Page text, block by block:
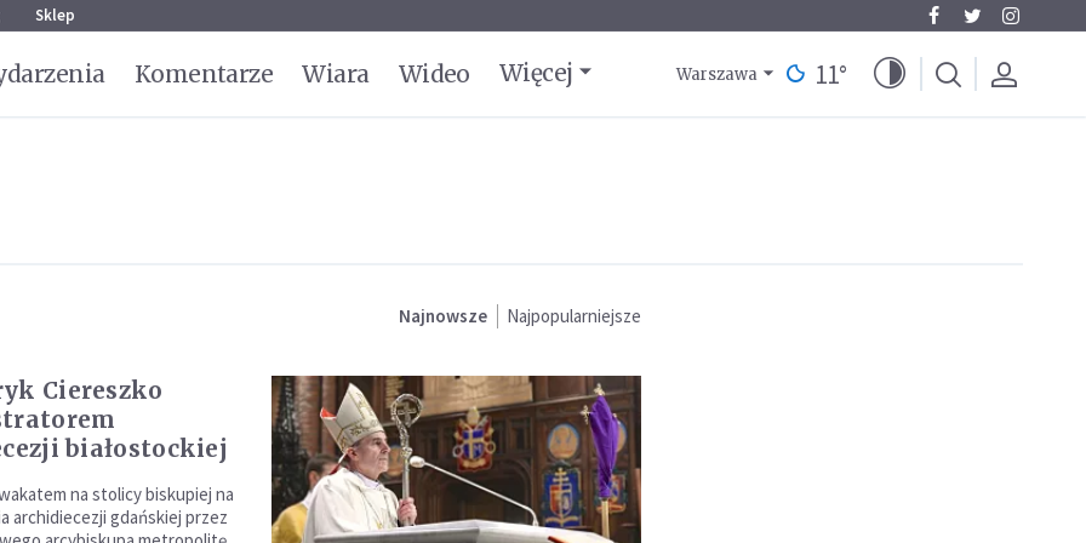
Sklep
Komentarze Wiara Wideo Więcej Warszawa 11°
Najnowsze Najpopularniejsze
Ciereszko
białostockiej
na stolicy biskupiej na
archidiecezji gdańskiej przez